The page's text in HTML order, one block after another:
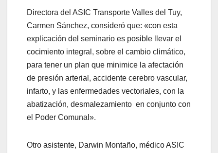
Directora del ASIC Transporte Valles del Tuy,
Carmen Sánchez, consideró que: «con esta
explicación del seminario es posible llevar el
cocimiento integral, sobre el cambio climático,
para tener un plan que minimice la afectación
de presión arterial, accidente cerebro vascular,
infarto, y las enfermedades vectoriales, con la
abatización, desmalezamiento en conjunto con
el Poder Comunal».
Otro asistente, Darwin Montaño, médico ASIC